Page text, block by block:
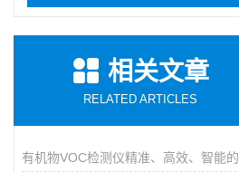
相关文章
RELATED ARTICLES